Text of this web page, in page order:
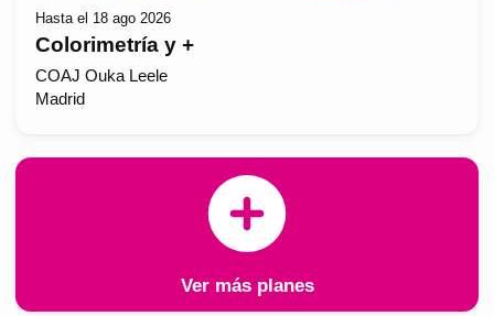
Hasta el 18 ago 2026
Colorimetría y +
COAJ Ouka Leele
Madrid
Ver más planes